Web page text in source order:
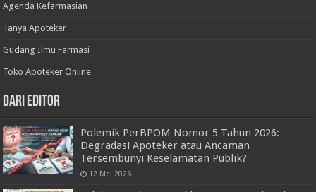
Agenda Kefarmasian
Tanya Apoteker
Gudang Ilmu Farmasi
Toko Apoteker Online
Dari Editor
Polemik PerBPOM Nomor 5 Tahun 2026:
Degradasi Apoteker atau Ancaman
Tersembunyi Keselamatan Publik?
12 Mei 2026